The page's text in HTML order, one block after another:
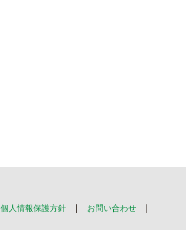
個人情報保護方針 | お問い合わせ |